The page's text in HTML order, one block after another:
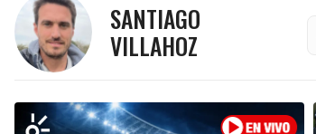
SANTIAGO
VILLAHOZ